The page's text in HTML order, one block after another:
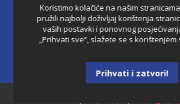
Košarica
Pravila privatnosti
Uvjeti korištenja
Raskid ugovora
Koristimo kolačiće na našim
pružili najbolji doživljaj korištenja
vaših postavki i ponovnog
„Prihvati sve“, slažete se s korištenjem
Prihvati i zatvori!